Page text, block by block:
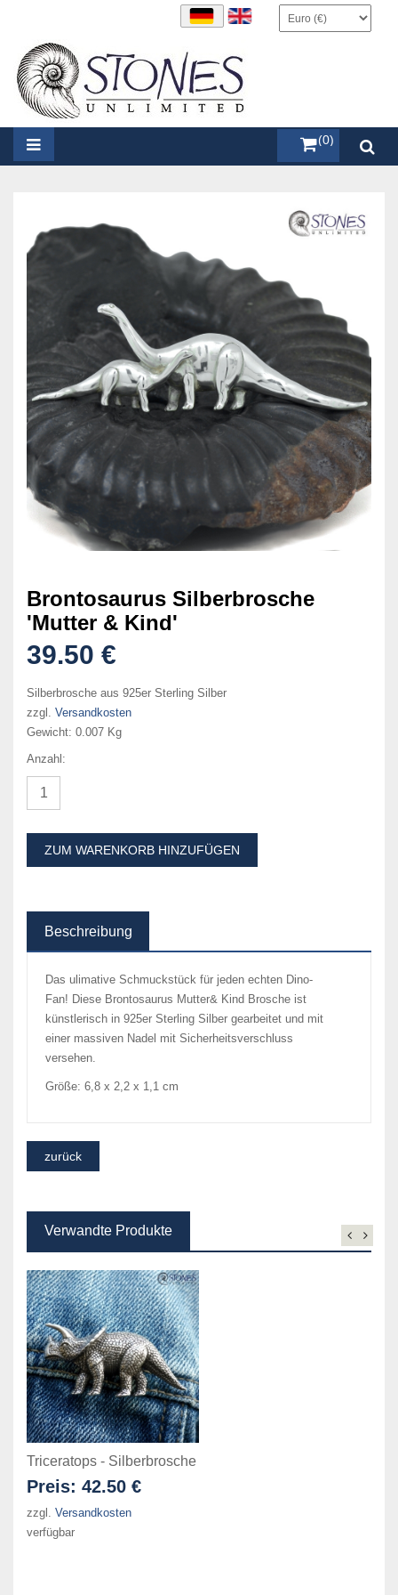
items (0)
Brontosaurus Silberbrosche
'Mutter & Kind'
39.50 €
Silberbrosche aus 925er Sterling Silber
zzgl. Versandkosten
Gewicht: 0.007 Kg
Anzahl:
ZUM WARENKORB HINZUFÜGEN
Beschreibung
Das ulimative Schmuckstück für jeden echten Dino-
Fan! Diese Brontosaurus Mutter& Kind Brosche ist
künstlerisch in 925er Sterling Silber gearbeitet und mit
einer massiven Nadel mit Sicherheitsverschluss
versehen.
Größe: 6,8 x 2,2 x 1,1 cm
Verwandte Produkte
Triceratops - Silberbrosche
Preis: 42.50 €
zzgl. Versandkosten
verfügbar